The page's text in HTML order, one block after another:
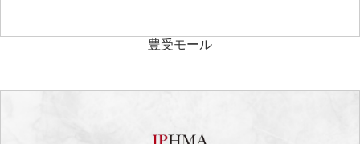
豊受モール